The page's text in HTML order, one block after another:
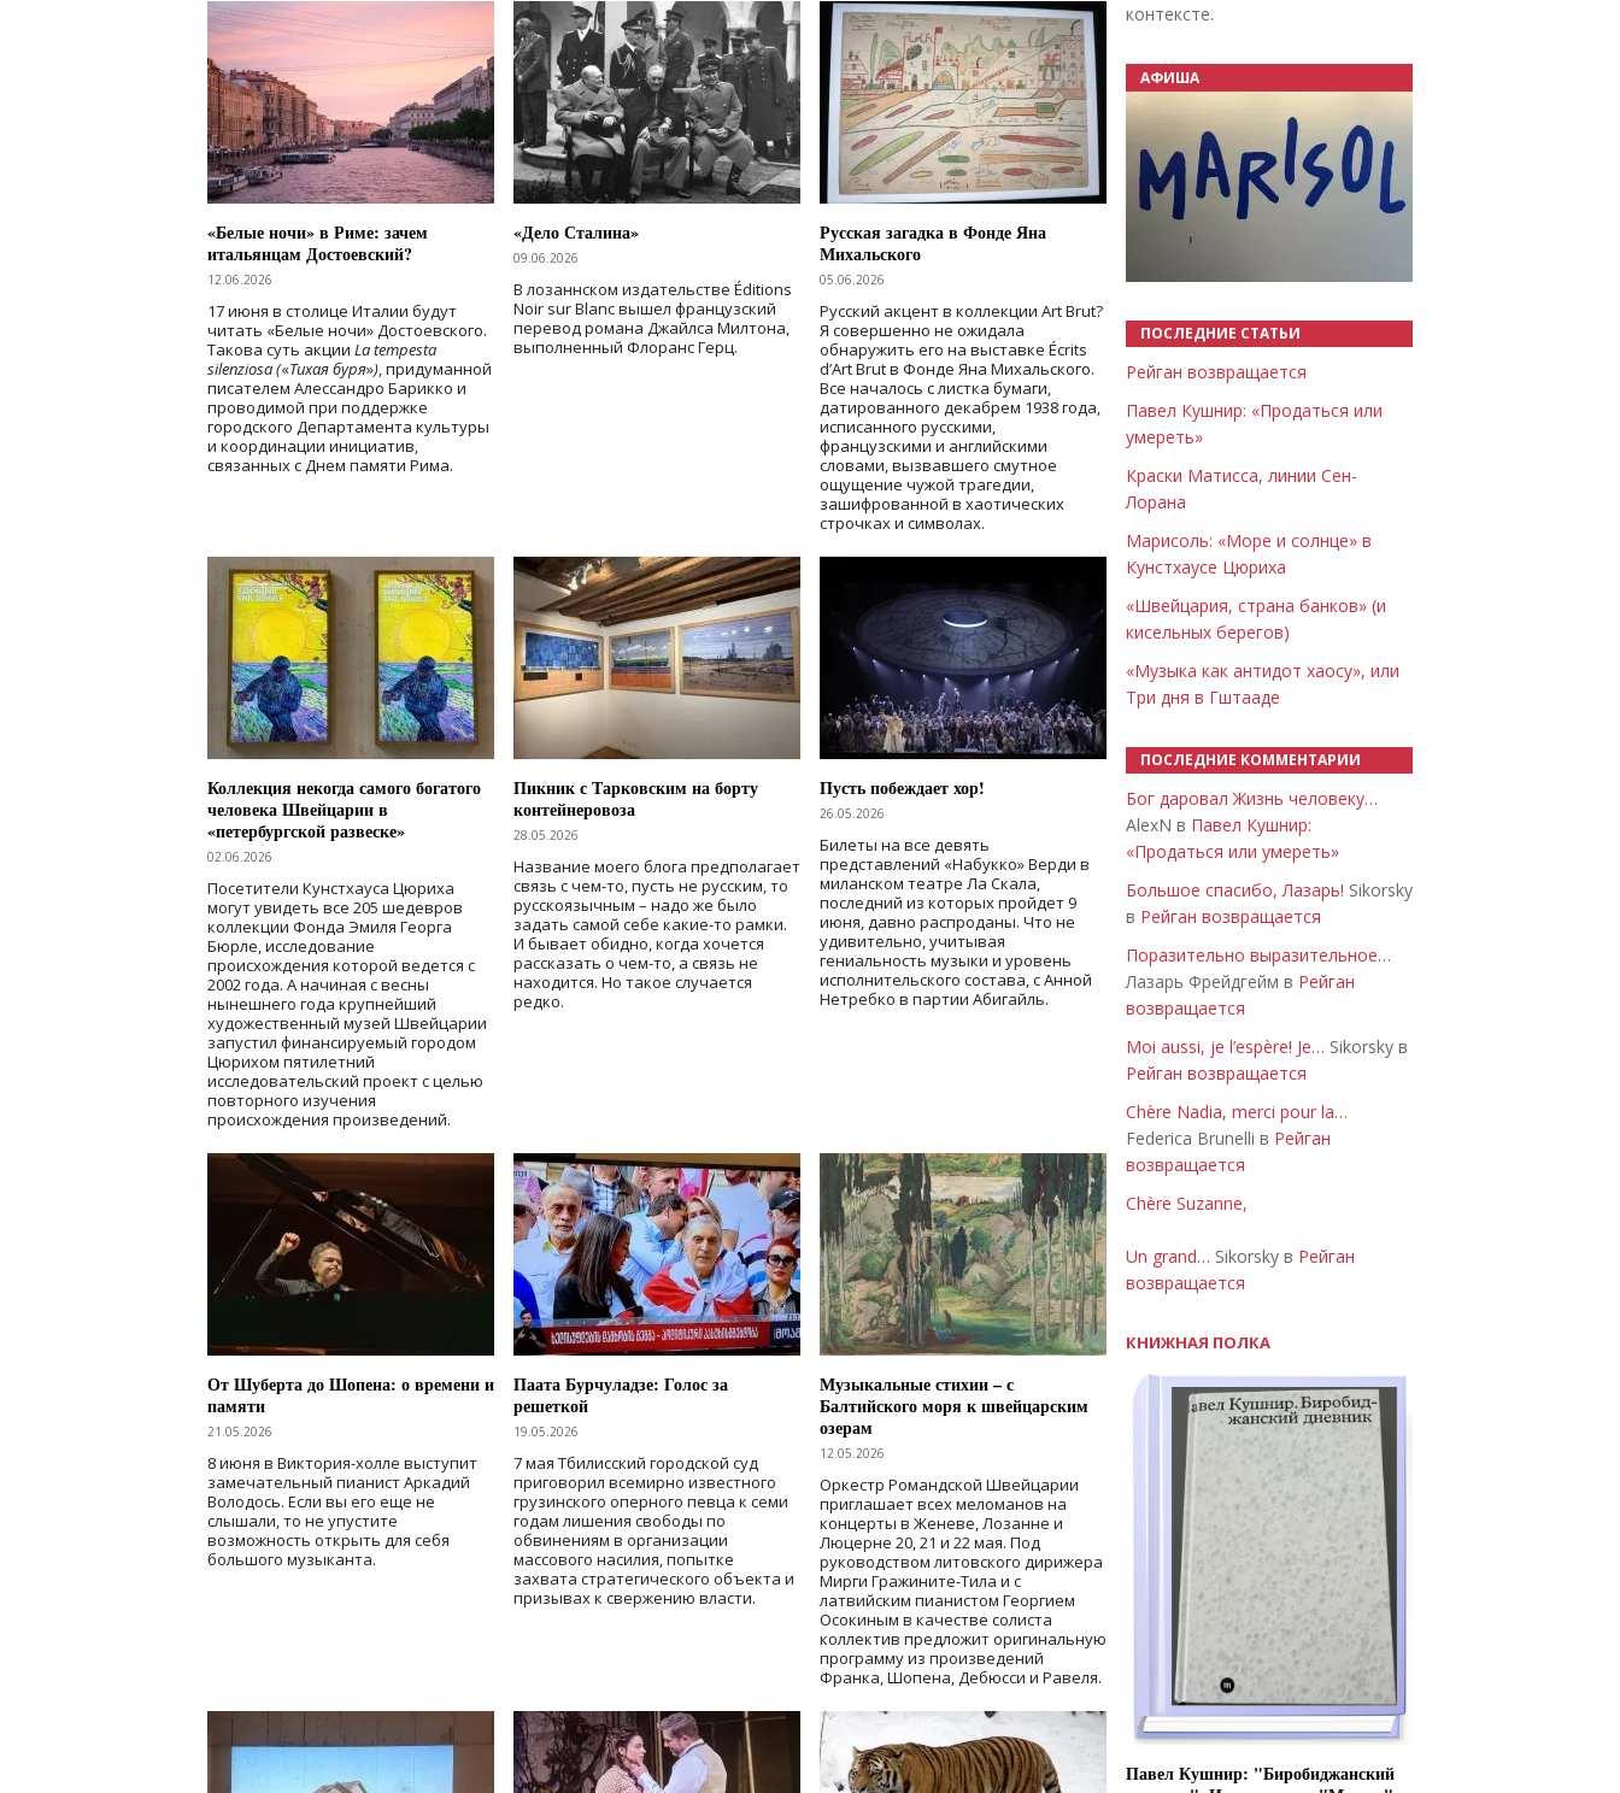
«Белые ночи» в Риме: зачем
итальянцам Достоевский?
12.06.2026
17 июня в столице Италии будут
читать «Белые ночи» Достоевского.
Такова суть акции La tempesta
silenziosa («Тихая буря»), придуманной
писателем Алессандро Барикко и
проводимой при поддержке
городского Департамента культуры
и координации инициатив,
связанных с Днем памяти Рима.
«Дело Сталина»
09.06.2026
В лозаннском издательстве Éditions
Noir sur Blanc вышел французский
перевод романа Джайлса Милтона,
выполненный Флоранс Герц.
Русская загадка в Фонде Яна
Михальского
05.06.2026
Русский акцент в коллекции Art Brut?
Я совершенно не ожидала
обнаружить его на выставке Écrits
d’Art Brut в Фонде Яна Михальского.
Все началось с листка бумаги,
датированного декабрем 1938 года,
исписанного русскими,
французскими и английскими
словами, вызвавшего смутное
ощущение чужой трагедии,
зашифрованной в хаотических
строчках и символах.
Коллекция некогда самого богатого
человека Швейцарии в
«петербургской развеске»
02.06.2026
Посетители Кунстхауса Цюриха
могут увидеть все 205 шедевров
коллекции Фонда Эмиля Георга
Бюрле, исследование
происхождения которой ведется с
2002 года. А начиная с весны
нынешнего года крупнейший
художественный музей Швейцарии
запустил финансируемый городом
Цюрихом пятилетний
исследовательский проект с целью
повторного изучения
происхождения произведений.
Пикник с Тарковским на борту
контейнеровоза
28.05.2026
Название моего блога предполагает
связь с чем-то, пусть не русским, то
русскоязычным – надо же было
задать самой себе какие-то рамки.
И бывает обидно, когда хочется
рассказать о чем-то, а связь не
находится. Но такое случается
редко.
Пусть побеждает хор!
26.05.2026
Билеты на все девять
представлений «Набукко» Верди в
миланском театре Ла Скала,
последний из которых пройдет 9
июня, давно распроданы. Что не
удивительно, учитывая
гениальность музыки и уровень
исполнительского состава, с Анной
Нетребко в партии Абигайль.
От Шуберта до Шопена: о времени и
памяти
21.05.2026
8 июня в Виктория-холле выступит
замечательный пианист Аркадий
Володось. Если вы его еще не
слышали, то не упустите
возможность открыть для себя
большого музыканта.
Паата Бурчуладзе: Голос за
решеткой
19.05.2026
7 мая Тбилисский городской суд
приговорил всемирно известного
грузинского оперного певца к семи
годам лишения свободы по
обвинениям в организации
массового насилия, попытке
захвата стратегического объекта и
призывах к свержению власти.
Музыкальные стихии – с
Балтийского моря к швейцарским
озерам
12.05.2026
Оркестр Романдской Швейцарии
приглашает всех меломанов на
концерты в Женеве, Лозанне и
Люцерне 20, 21 и 22 мая. Под
руководством литовского дирижера
Мирги Гражините-Тила и с
латвийским пианистом Георгием
Осокиным в качестве солиста
коллектив предложит оригинальную
программу из произведений
Франка, Шопена, Дебюсси и Равеля.
контексте.
АФИША
ПОСЛЕДНИЕ СТАТЬИ
Рейган возвращается
Павел Кушнир: «Продаться или
умереть»
Краски Матисса, линии Сен-
Лорана
Марисоль: «Море и солнце» в
Кунстхаусе Цюриха
«Швейцария, страна банков» (и
кисельных берегов)
«Музыка как антидот хаосу», или
Три дня в Гштааде
ПОСЛЕДНИЕ КОММЕНТАРИИ
Бог даровал Жизнь человеку…
AlexN в Павел Кушнир:
«Продаться или умереть»
Большое спасибо, Лазарь! Sikorsky
в Рейган возвращается
Поразительно выразительное…
Лазарь Фрейдгейм в Рейган
возвращается
Moi aussi, je l’espère! Je… Sikorsky в
Рейган возвращается
Chère Nadia, merci pour la…
Federica Brunelli в Рейган
возвращается
Chère Suzanne,
Un grand… Sikorsky в Рейган
возвращается
КНИЖНАЯ ПОЛКА
Павел Кушнир: "Биробиджанский